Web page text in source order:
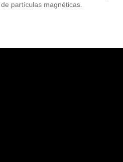
partículas magnéticas.